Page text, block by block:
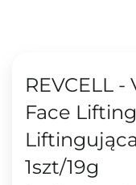
REVCELL
Face
1szt/19g